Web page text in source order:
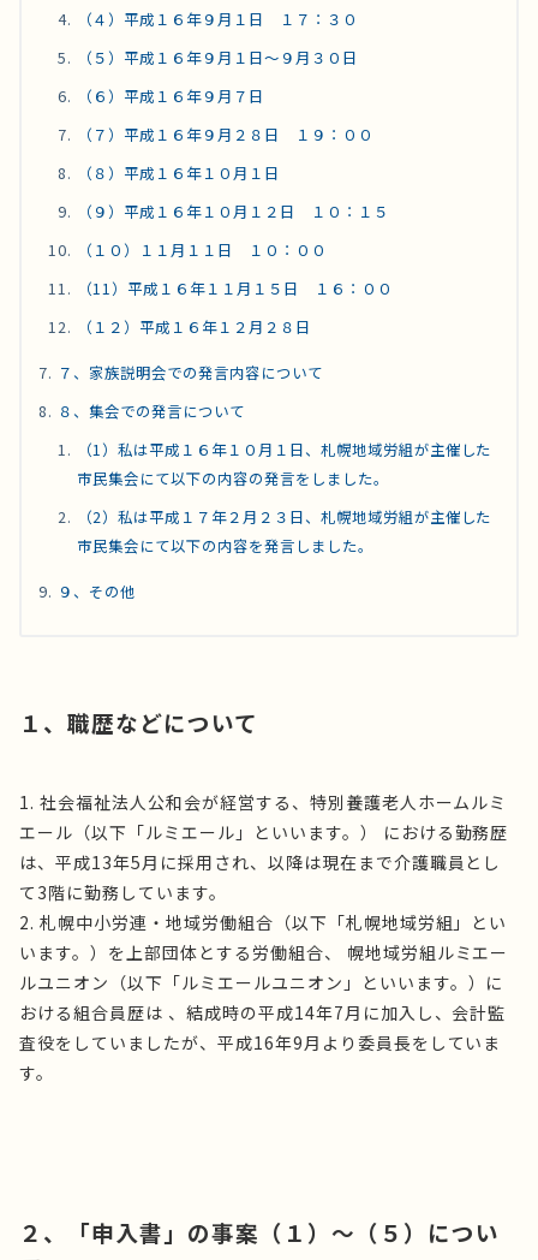
（４）平成１６年９月１日 １７：３０
（５）平成１６年９月１日～９月３０日
（６）平成１６年９月７日
（７）平成１６年９月２８日 １９：００
（８）平成１６年１０月１日
（９）平成１６年１０月１２日 １０：１５
（１０）１１月１１日 １０：００
（11）平成１６年１１月１５日 １６：００
（１２）平成１６年１２月２８日
７、家族説明会での発言内容について
８、集会での発言について
（1）私は平成１６年１０月１日、札幌地域労組が主催した
市民集会にて以下の内容の発言をしました。
（2）私は平成１７年２月２３日、札幌地域労組が主催した
市民集会にて以下の内容を発言しました。
９、その他
１、職歴などについて
社会福祉法人公和会が経営する、特別養護老人ホームルミ
エール（以下「ルミエール」といいます。） における勤務歴
は、平成13年5月に採用され、以降は現在まで介護職員とし
て3階に勤務しています。
札幌中小労連・地域労働組合（以下「札幌地域労組」とい
います。）を上部団体とする労働組合、 幌地域労組ルミエー
ルユニオン（以下「ルミエールユニオン」といいます。）に
おける組合員歴は 、結成時の平成14年7月に加入し、会計監
査役をしていましたが、平成16年9月より委員長をしていま
す。
２、「申入書」の事案（１）～（５）につい